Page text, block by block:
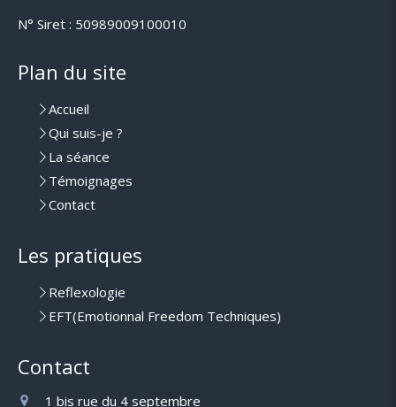
N° Siret : 50989009100010
Plan du site
Accueil
Qui suis-je ?
La séance
Témoignages
Contact
Les pratiques
Reflexologie
EFT(Emotionnal Freedom Techniques)
Contact
1 bis rue du 4 septembre